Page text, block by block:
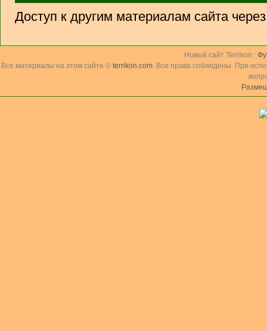
Доступ к другим материалам сайта
Новый сайт Terrikon :
Все материалы на этом сайте © terrikon.com. Все права соблюдены. При